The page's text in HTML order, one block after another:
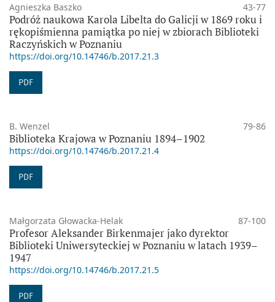
Agnieszka Baszko 43-77
Podróż naukowa Karola Libelta do Galicji w 1869 roku i
rękopiśmienna pamiątka po niej w zbiorach Biblioteki
Raczyńskich w Poznaniu
https://doi.org/10.14746/b.2017.21.3
PDF
B. Wenzel 79-86
Biblioteka Krajowa w Poznaniu 1894–1902
https://doi.org/10.14746/b.2017.21.4
PDF
Małgorzata Głowacka-Helak 87-100
Profesor Aleksander Birkenmajer jako dyrektor
Biblioteki Uniwersyteckiej w Poznaniu w latach 1939–
1947
https://doi.org/10.14746/b.2017.21.5
PDF